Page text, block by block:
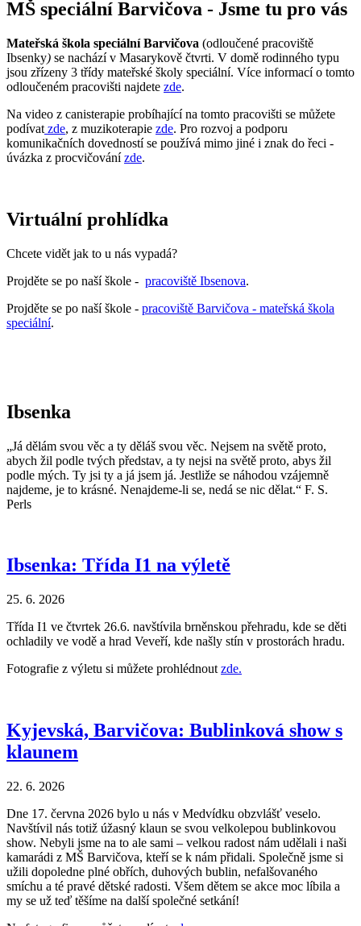
MŠ speciální Barvičova - Jsme tu pro vás
Mateřská škola speciální Barvičova (odloučené pracoviště
Ibsenky) se nachází v Masarykově čtvrti. V domě rodinného typu
jsou zřízeny 3 třídy mateřské školy speciální. Více informací o tomto
odloučeném pracovišti najdete zde.
Na video z canisterapie probíhající na tomto pracovišti se můžete
podívat zde, z muzikoterapie zde. Pro rozvoj a podporu
komunikačních dovedností se používá mimo jiné i znak do řeci -
úvázka z procvičovánízde.
Virtuální prohlídka
Chcete vidět jak to u nás vypadá?
Projděte se po naší škole - pracoviště Ibsenova.
Projděte se po naší škole - pracoviště Barvičova - mateřská škola
speciální.
Ibsenka
„Já dělám svou věc a ty děláš svou věc. Nejsem na světě proto,
abych žil podle tvých představ, a ty nejsi na světě proto, abys žil
podle mých. Ty jsi ty a já jsem já. Jestliže se náhodou vzájemně
najdeme, je to krásné. Nenajdeme-li se, nedá se nic dělat.“ F. S.
Perls
Ibsenka: Třída I1 na výletě
25. 6. 2026
Třída I1 ve čtvrtek 26.6. navštívila brněnskou přehradu, kde se děti
ochladily ve vodě a hrad Veveří, kde našly stín v prostorách hradu.
Fotografie z výletu si můžete prohlédnout zde.
Kyjevská, Barvičova: Bublinková show s
klaunem
22. 6. 2026
Dne 17. června 2026 bylo u nás v Medvídku obzvlášť veselo.
Navštívil nás totiž úžasný klaun se svou velkolepou bublinkovou
show. Nebyli jsme na to ale sami – velkou radost nám udělali i naši
kamarádi z MŠ Barvičova, kteří se k nám přidali. Společně jsme si
užili dopoledne plné obřích, duhových bublin, nefalšovaného
smíchu a té pravé dětské radosti. Všem dětem se akce moc líbila a
my se už teď těšíme na další společné setkání!